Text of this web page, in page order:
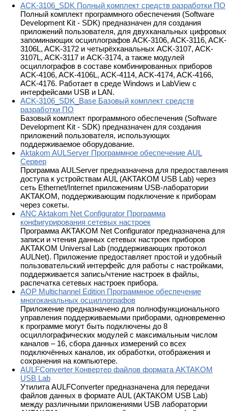
ACK-3106_SDK Полный комплект средств разработки ПО
Полный комплект программного обеспечения (Software
Development Kit - SDK) предназначен для создания
приложений пользователя, для двухканальных цифровых
запоминающих осциллографов ACK-3106, ACK-3116, ACK-
3106L, ACK-3172 и четырёхканальных ACK-3107, ACK-
3107L, ACK-3117 и ACK-3174, а также модулей
осциллографов в составе комбинированных приборов
АСK-4106, ACK-4106L, ACK-4114, ACK-4174, ACK-4166,
ACK-4176. Работает в среде Windows и LabView с
интерфейсами USB и LAN.
ACK-3106_SDK_Base Базовый комплект средств
разработки ПО
Базовый комплект программного обеспечения (Software
Development Kit - SDK) предназначен для создания
приложений пользователя, использующих
поддерживаемое оборудование.
Aktakom AULServer Программное обеспечение AUL
Сервер
Программа AULServer предназначена для предоставления
доступа к устройствам AUL (AKTAKOM USB Lab) через
сеть Ethernet/Internet приложениям USB-лаборатории
AKTAKOM, поддерживающим подключение к приборам
через сокеты.
ANC Aktakom Net Configurator Программа
конфигурирования сетевых настроек
Программа AKTAKOM Net Configurator предназначена для
записи и чтения данных сетевых настроек приборов
AKTAKOM Universal Lab (поддерживающих протокол
AULNet). Приложение предоставляет простой и удобный
пользовательский интерфейс для работы с настройками,
поддерживается запись/чтение настроек в файлы,
распечатка сетевых настроек прибора.
AOP Multichannel Edition Программное обеспечение
многоканальных осциллографов
Приложение предназначено для полнофункционального
управления поддерживаемыми приборами, одновременно
к программе могут быть подключены до 8
осциллографических модулей с максимальным числом
каналов – 16, сбора данных измерений со всех
подключённых каналов, их обработки, отображения и
сохранения на компьютере.
AULFConverter Конвертер файлов формата AKTAKOM
USB Lab
Утилита AULFConverter предназначена для передачи
файлов данных в формате AUL (AKTAKOM USB Lab)
между различными приложениями USB лаборатории